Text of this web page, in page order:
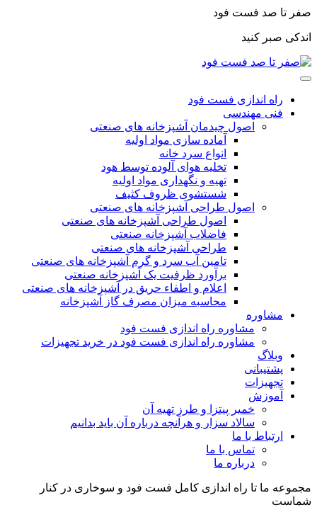
صفر تا صد فست فود
اندکی صبر کنید
راه اندازی فست فود
فنی مهندسی
اصول چیدمان آشپزخانه های صنعتی
آماده سازی مواد اولیه
انواع سرد خانه
تخلیه هوای آلوده توسط هود
تهیه و نگهداری مواد اولیه
شستشوی ظروف کثیف
اصول طراحی آشپزخانه های صنعتی
اصول طراحی آشپزخانه های صنعتی
فاضلاب آشپزخانه صنعتی
طراحی آشپزخانه های صنعتی
تامین آب سرد و گرم آشپزخانه های صنعتی
برآورد ظرفیت یک آشپزخانه صنعتی
اعلام و اطفاء حریق در آشپزخانه های صنعتی
محاسبه میزان مصرف گاز آشپزخانه
مشاوره
مشاوره راه اندازی فست فود
مشاوره راه اندازی فست فود در خرید تجهیزات
وبلاگ
پشتیبانی
تجهیزات
آموزش
خمیر پیتزا و طرز تهیه آن
سالاد سزار و هرآنچه درباره آن باید بدانیم
ارتباط با ما
تماس با ما
درباره ما
مجموعه ما تا راه اندازی کامل فست فود و سوخاری در کنار
شماست